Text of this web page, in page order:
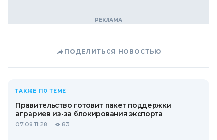
ПОДЕЛИТЬСЯ НОВОСТЬЮ
ТАКЖЕ ПО ТЕМЕ
Правительство готовит пакет поддержки
аграриев из-за блокирования экспорта
07.08 11:28 83